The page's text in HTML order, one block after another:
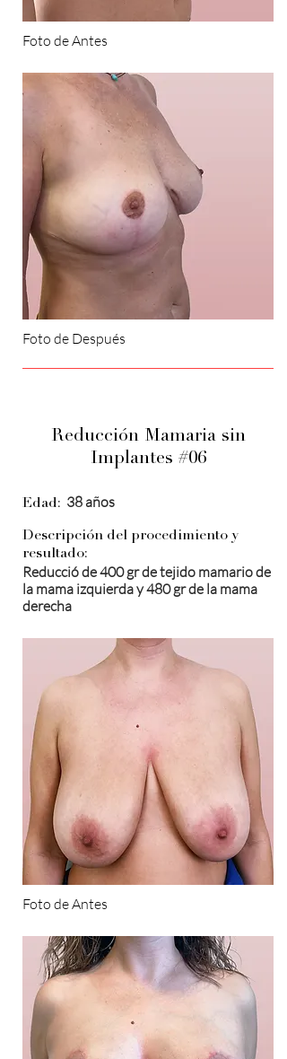
Foto de Antes
Foto de Después
Reducción Mamaria sin
Implantes #06
Edad: 38 años
Descripción del procedimiento y
resultado:
Reducció de 400 gr de tejido mamario de
la mama izquierda y 480 gr de la mama
derecha
Foto de Antes